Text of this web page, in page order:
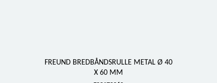
FREUND BREDBÅNDSRULLE METAL Ø 40
X 60 MM